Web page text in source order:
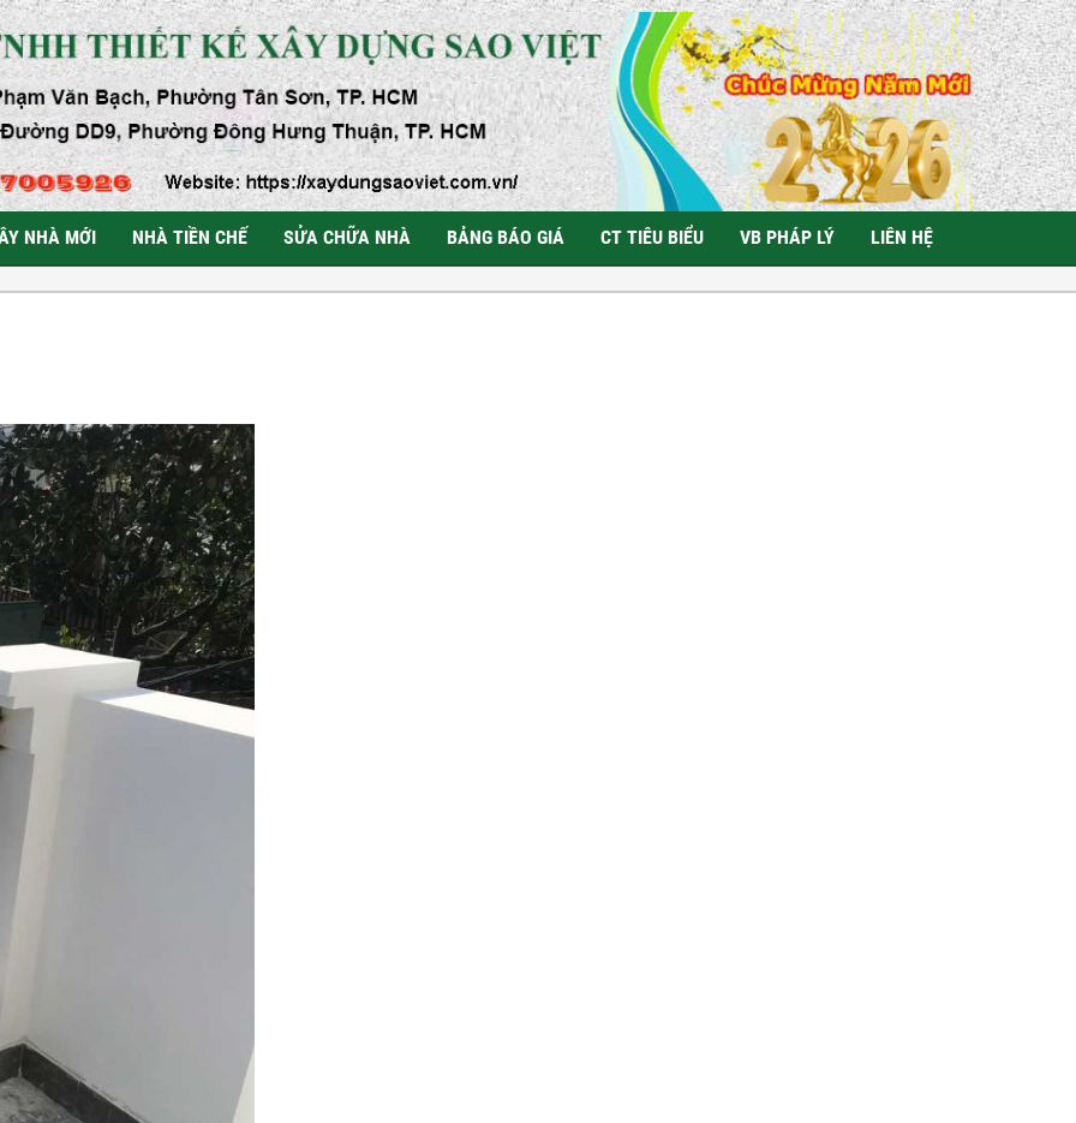
NHÀ MỚI NHÀ TIỀN CHẾ SỬA CHỮA NHÀ BẢNG BÁO GIÁ CT TIÊU BIỂU VB PHÁP LÝ LIÊN HỆ